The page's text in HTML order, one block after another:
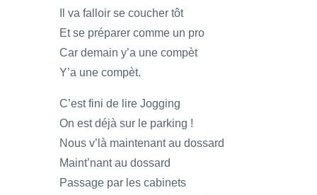
Il va falloir se coucher tôt
Et se préparer comme un pro
Car demain y’a une compèt
Y’a une compèt.
C’est fini de lire Jogging
On est déjà sur le parking !
Nous v’là maintenant au dossard
Maint’nant au dossard
Passage par les cabinets